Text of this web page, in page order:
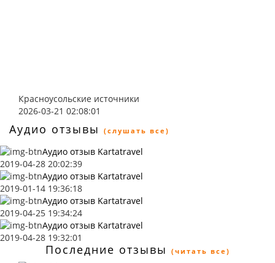
Красноусольские источники
2026-03-21 02:08:01
Аудио отзывы (слушать все)
Аудио отзыв Kartatravel
2019-04-28 20:02:39
Аудио отзыв Kartatravel
2019-01-14 19:36:18
Аудио отзыв Kartatravel
2019-04-25 19:34:24
Аудио отзыв Kartatravel
2019-04-28 19:32:01
Последние отзывы (читать все)